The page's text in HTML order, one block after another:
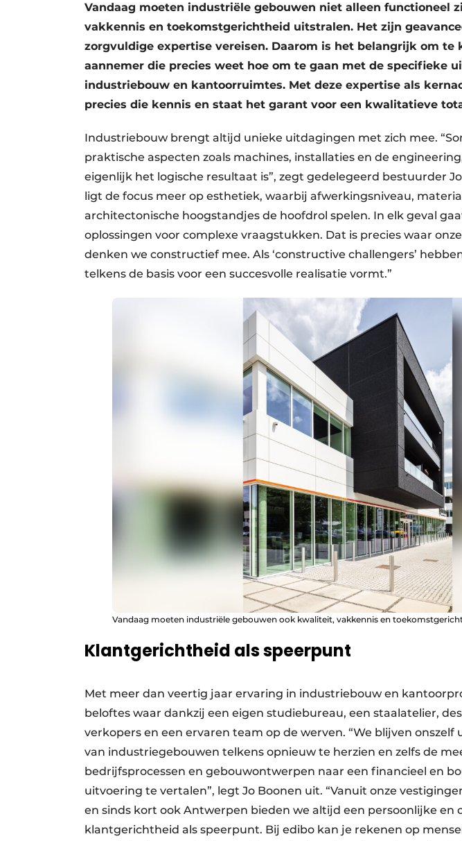
Aanmelden
Bedrijven
Bedrijven
Contact
Vandaag moeten industriële gebouwen niet alleen functioneel
vakkennis en toekomstgerichtheid uitstralen. Het zijn
zorgvuldige expertise vereisen. Daarom is het belangrijk om te
aannemer die precies weet hoe om te gaan met de specifieke
industriebouw en kantoorruimtes. Met deze expertise als
precies die kennis en staat het garant voor een kwalitatieve
Industriebouw brengt altijd unieke uitdagingen met zich mee.
praktische aspecten zoals machines, installaties en de
eigenlijk het logische resultaat is”, zegt gedelegeerd bestuurder
ligt de focus meer op esthetiek, waarbij afwerkingsniveau,
architectonische hoogstandjes de hoofdrol spelen. In elk geval
oplossingen voor complexe vraagstukken. Dat is precies waar
denken we constructief mee. Als ‘constructive challengers’
telkens de basis voor een succesvolle realisatie vormt.”
Vandaag moeten industriële gebouwen ook kwaliteit, vakkennis en
Klantgerichtheid als speerpunt
Met meer dan veertig jaar ervaring in industriebouw en
beloftes waar dankzij een eigen studiebureau, een staalatelier,
verkopers en een ervaren team op de werven. “We blijven
van industriegebouwen telkens opnieuw te herzien en zelfs de
bedrijfsprocessen en gebouwontwerpen naar een financieel en
uitvoering te vertalen”, legt Jo Boonen uit. “Vanuit onze
en sinds kort ook Antwerpen bieden we altijd een persoonlijke en
klantgerichtheid als speerpunt. Bij edibo kan je rekenen op